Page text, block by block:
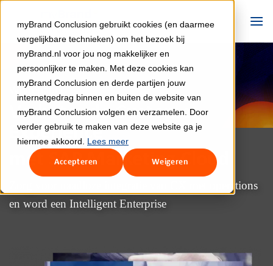
myBrand Conclusion gebruikt cookies (en daarmee
vergelijkbare technieken) om het bezoek bij
myBrand.nl voor jou nog makkelijker en
persoonlijker te maken. Met deze cookies kan
myBrand Conclusion en derde partijen jouw
internetgedrag binnen en buiten de website van
myBrand Conclusion volgen en verzamelen. Door
verder gebruik te maken van deze website ga je
hiermee akkoord. Lees meer
Accepteren Weigeren
naar
inhoud
Whitepaper
Verbeter de Customer
Experience
met SAP Marketing Cloud
Zorg voor naadloze integratie van CX met operations
en word een Intelligent Enterprise